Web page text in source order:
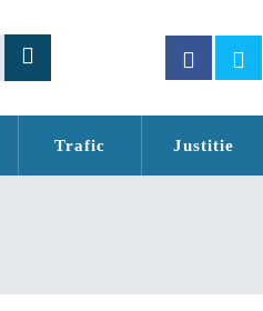
Trafic Justitie